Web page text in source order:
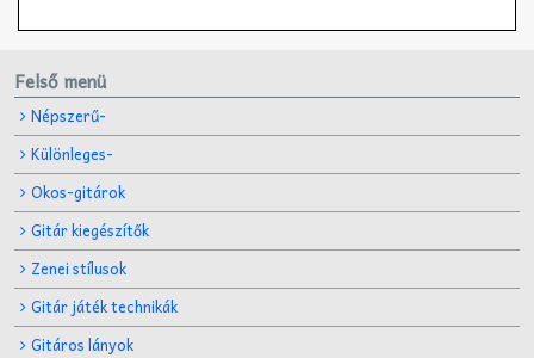
Felső menü
Népszerű-
Különleges-
Okos-gitárok
Gitár kiegészítők
Zenei stílusok
Gitár játék technikák
Gitáros lányok